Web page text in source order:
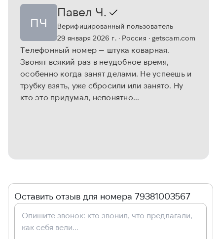
ПЧ
Павел Ч.
Верифицированный пользователь
29 января 2026 г.· Россия · getscam.com
Телефонный номер — штука коварная.
Звонят всякий раз в неудобное время,
особенно когда занят делами. Не успеешь и
трубку взять, уже сбросили или занято. Ну
кто это придумал, непонятно...
Оставить отзыв для номера 79381003567